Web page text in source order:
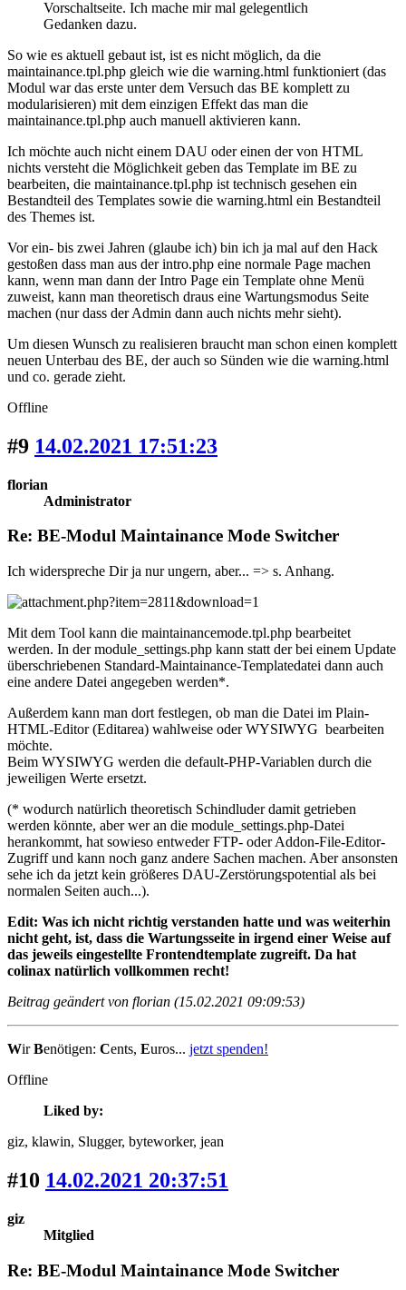
Vorschaltseite. Ich mache mir mal gelegentlich
Gedanken dazu.
So wie es aktuell gebaut ist, ist es nicht möglich, da die
maintainance.tpl.php gleich wie die warning.html funktioniert (das
Modul war das erste unter dem Versuch das BE komplett zu
modularisieren) mit dem einzigen Effekt das man die
maintainance.tpl.php auch manuell aktivieren kann.
Ich möchte auch nicht einem DAU oder einen der von HTML
nichts versteht die Möglichkeit geben das Template im BE zu
bearbeiten, die maintainance.tpl.php ist technisch gesehen ein
Bestandteil des Templates sowie die warning.html ein Bestandteil
des Themes ist.
Vor ein- bis zwei Jahren (glaube ich) bin ich ja mal auf den Hack
gestoßen dass man aus der intro.php eine normale Page machen
kann, wenn man dann der Intro Page ein Template ohne Menü
zuweist, kann man theoretisch draus eine Wartungsmodus Seite
machen (nur dass der Admin dann auch nichts mehr sieht).
Um diesen Wunsch zu realisieren braucht man schon einen komplett
neuen Unterbau des BE, der auch so Sünden wie die warning.html
und co. gerade zieht.
Offline
#9 14.02.2021 17:51:23
florian
Administrator
Re: BE-Modul Maintainance Mode Switcher
Ich widerspreche Dir ja nur ungern, aber... => s. Anhang.
Mit dem Tool kann die maintainancemode.tpl.php bearbeitet
werden. In der module_settings.php kann statt der bei einem Update
überschriebenen Standard-Maintainance-Templatedatei dann auch
eine andere Datei angegeben werden*.
Außerdem kann man dort festlegen, ob man die Datei im Plain-
HTML-Editor (Editarea) wahlweise oder WYSIWYG bearbeiten
möchte.
Beim WYSIWYG werden die default-PHP-Variablen durch die
jeweiligen Werte ersetzt.
(* wodurch natürlich theoretisch Schindluder damit getrieben
werden könnte, aber wer an die module_settings.php-Datei
herankommt, hat sowieso entweder FTP- oder Addon-File-Editor-
Zugriff und kann noch ganz andere Sachen machen. Aber ansonsten
sehe ich da jetzt kein größeres DAU-Zerstörungspotential als bei
normalen Seiten auch...).
Edit: Was ich nicht richtig verstanden hatte und was weiterhin
nicht geht, ist, dass die Wartungsseite in irgend einer Weise auf
das jeweils eingestellte Frontendtemplate zugreift. Da hat
colinax natürlich vollkommen recht!
Beitrag geändert von florian (15.02.2021 09:09:53)
WirBenötigen: Cents, Euros... jetzt spenden!
Offline
Liked by:
giz, klawin, Slugger, byteworker, jean
#10 14.02.2021 20:37:51
giz
Mitglied
Re: BE-Modul Maintainance Mode Switcher